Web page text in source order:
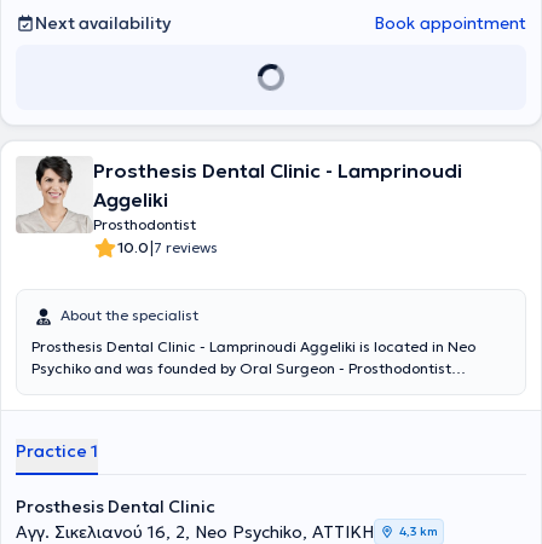
Next availability Book appointment
Prosthesis Dental Clinic - Lamprinoudi
Aggeliki
Prosthodontist
10.0|7 reviews
About the specialist
Prosthesis Dental Clinic - Lamprinoudi Aggeliki is located in Neo
Psychiko and was founded by Oral Surgeon - Prosthodontist
experience, to provide dental services and solutions. She completed
Dentistry of the National and Kapodistrian University of Athens. The
digital dental services and personalized patient approach ensure
painless and targeted treatment of each case. The desired
outcome will add comfort, relief, and a smile to your life.
Practice 1
Prosthesis Dental Clinic
Αγγ. Σικελιανού 16, 2, Neo Psychiko, ΑΤΤΙΚΗ
4,3 km